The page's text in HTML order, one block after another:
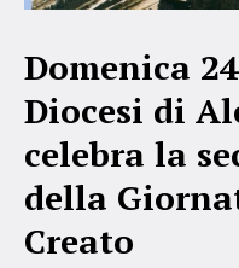
Domenica
Diocesi di
celebra la
della
Creato